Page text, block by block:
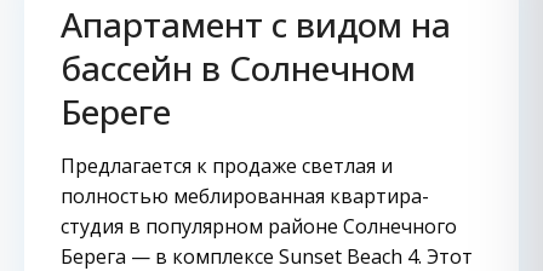
Апартамент с видом на
бассейн в Солнечном
Береге
Предлагается к продаже светлая и
полностью меблированная квартира-
студия в популярном районе Солнечного
Берега — в комплексе Sunset Beach 4. Этот